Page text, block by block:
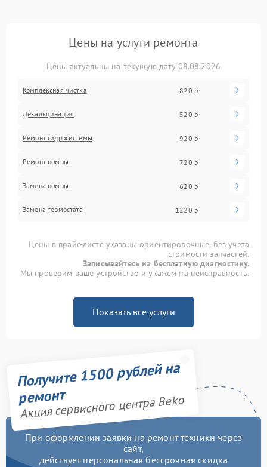
Цены на услуги ремонта
Цены актуальны на текущую дату 08.08.2026
Комплексная чистка 820 р
Декальцинация 520 р
Ремонт гидросистемы 920 р
Ремонт помпы 720 р
Замена помпы 620 р
Замена термостата 1220 р
Цены в прайс-листе указаны ориентировочные, без учета
стоимости запчастей.
Записывайтесь на бесплатную диагностику.
Мы проверим ваше устройство и укажем на неисправность.
Показать все услуги
Получите 1500 рублей на
ремонт
Акция сервисного центра Beko
При оформлении заявки на ремонт техники через
сайт,
действует персональная бессрочная скидка